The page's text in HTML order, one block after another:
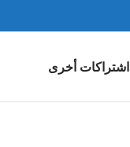
اشتراكات أخرى